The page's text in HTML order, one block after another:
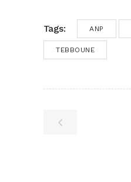
Tags: ANP
TEBBOUNE